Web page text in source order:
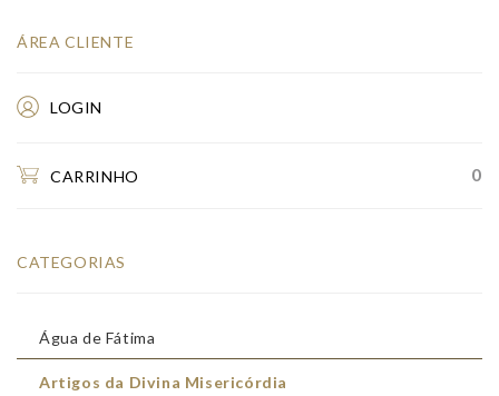
ÁREA CLIENTE
LOGIN
CARRINHO 0
CATEGORIAS
Água de Fátima
Artigos da Divina Misericórdia